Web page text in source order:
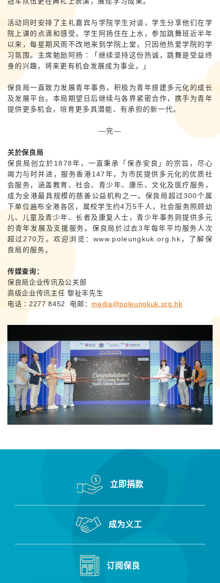
活动同时安排了主礼嘉宾与学院学生对谈，学生分享他们在学
院上课的点滴和感受。学生阿扬住在上水，参加跳舞班近半年
以来，每星期风雨不改地来到学院上堂，只因他热爱学院的学
习氛围。主席勉励阿扬∶「继续坚持这份热诚，跳舞是受益终
身的兴趣，将来更有机会发展成为事业。」
保良局一直致力发展青年事务，积极为青年搭建多元化的成长
及发展平台。本局期望日后继续与各界紧密合作，携手为青年
提供更多机会，培育更多具潜能、有承担的新一代。
—完—
关於保良局
保良局创立於1878年，一直秉承「保赤安良」的宗旨，尽心
竭力与时并进，服务香港147年，为市民提供多元化的优质社
会服务，涵盖教育、社会、青少年、康乐、文化及医疗服务，
成为全港最具规模的慈善公益机构之一。保良局超过300个属
下单位遍布全港各区，属校学生约4万5千人，社会服务照顾幼
儿、儿童及青少年、长者及康复人士，青少年事务则提供多元
的青年发展及支援服务。保良局於过去3年每年平均服务人次
超过270万。欢迎浏览：www.poleungkuk.org.hk，了解保
良局的服务。
传媒查询：
保良局企业传讯及公关部
高级企业传讯主任 黎祉丰先生
电话∶2277 8452 电邮： media@poleungkuk.org.hk
立即捐款
成为义工
订阅保良